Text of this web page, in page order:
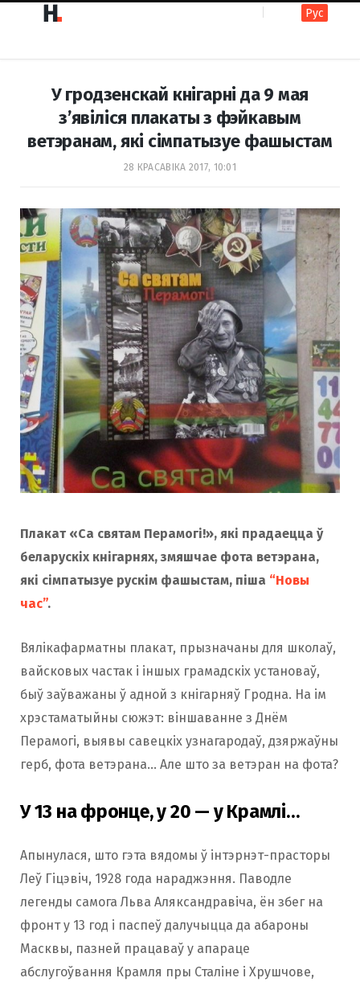
e
b
o
o
k
n
t
a
r
a
m
Рус
У гродзенскай кнігарні да 9 мая
з’явіліся плакаты з фэйкавым
ветэранам, які сімпатызуе фашыстам
28 КРАСАВІКА 2017, 10:01
Плакат «Са святам Перамогі!», які прадаецца ў
беларускіх кнігарнях, змяшчае фота ветэрана,
які сімпатызуе рускім фашыстам, піша “Новы
час”.
Вялікафарматны плакат, прызначаны для школаў,
вайсковых частак і іншых грамадскіх установаў,
быў заўважаны ў адной з кнігарняў Гродна. На ім
хрэстаматыйны сюжэт: віншаванне з Днём
Перамогі, выявы савецкіх узнагародаў, дзяржаўны
герб, фота ветэрана… Але што за ветэран на фота?
У 13 на фронце, у 20 — у Крамлі…
Апынулася, што гэта вядомы ў інтэрнэт-прасторы
Леў Гіцэвіч, 1928 года нараджэння. Паводле
легенды самога Льва Аляксандравіча, ён збег на
фронт у 13 год і паспеў далучыцца да абароны
Масквы, пазней працаваў у апараце
абслугоўвання Крамля пры Сталіне і Хрушчове,